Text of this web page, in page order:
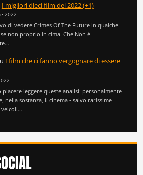
I migliori dieci film del 2022 (+1)
2022
di vedere Crimes Of The Future in qualche
non proprio in cima. Che Non è
I film che ci fanno vergognare di essere
piacere leggere queste analisi: personalmente
nella sostanza, il cinema - salvo rarissime
veicoli…